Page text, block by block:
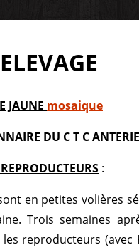
JAUNE mosaique
DU C T C
:
en petites volières
Trois semaines
reproducteurs (avec